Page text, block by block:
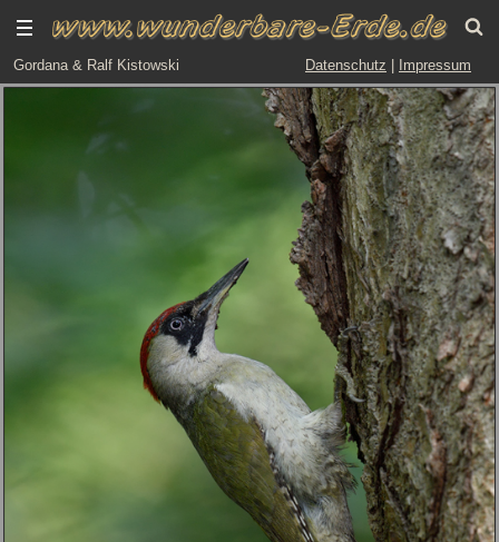
Gordana & Ralf Kistowski Datenschutz Impressum